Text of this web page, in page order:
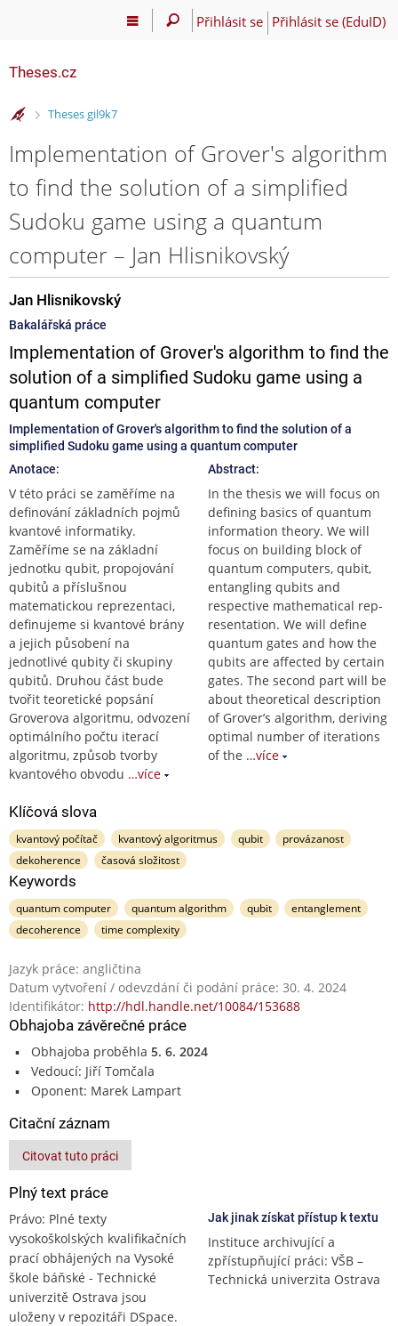
Přihlásit se Přihlásit se (EduID)
Theses.cz
>
Theses gil9k7
Implementation of Grover's algorithm
to find the solution of a simplified
Sudoku game using a quantum
computer – Jan Hlisnikovský
Jan Hlisnikovský
Bakalářská práce
Implementation of Grover's algorithm to find the
solution of a simplified Sudoku game using a
quantum computer
Implementation of Grover's algorithm to find the solution of a
simplified Sudoku game using a quantum computer
Anotace:
V této práci se zaměříme na
definování základních pojmů
kvantové informatiky.
Zaměříme se na základní
jednotku qubit, propojování
qubitů a příslušnou
matematickou reprezentaci,
definujeme si kvantové brány
a jejich působení na
jednotlivé qubity či skupiny
qubitů. Druhou část bude
tvořit teoretické popsání
Groverova algoritmu, odvození
optimálního počtu iterací
algoritmu, způsob tvorby
kvantového obvodu …více
Abstract:
In the thesis we will focus on
defining basics of quantum
information theory. We will
focus on building block of
quantum computers, qubit,
entangling qubits and
respective mathematical rep-
resentation. We will define
quantum gates and how the
qubits are affected by certain
gates. The second part will be
about theoretical description
of Grover’s algorithm, deriving
optimal number of iterations
of the …více
Klíčová slova
kvantový počítač kvantový algoritmus qubit
provázanost
dekoherence
časová složitost
Keywords
quantum computer quantum algorithm qubit
entanglement
decoherence
time complexity
Jazyk práce: angličtina
Datum vytvoření / odevzdání či podání práce: 30. 4. 2024
Identifikátor: http://hdl.handle.net/10084/153688
Obhajoba závěrečné práce
Obhajoba proběhla 5. 6. 2024
Vedoucí: Jiří Tomčala
Oponent: Marek Lampart
Citační záznam
Citovat tuto práci
Plný text práce
Právo: Plné texty
vysokoškolských kvalifikačních
prací obhájených na Vysoké
škole báňské - Technické
univerzitě Ostrava jsou
uloženy v repozitáři DSpace.
Jak jinak získat přístup k textu
Instituce archivující a
zpřístupňující práci: VŠB –
Technická univerzita Ostrava